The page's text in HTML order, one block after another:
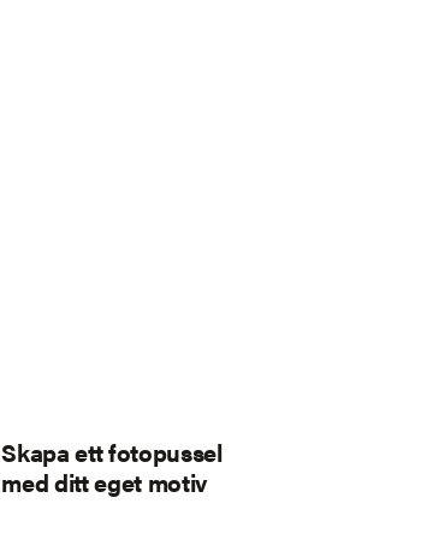
Skapa ett fotopussel
med ditt eget motiv